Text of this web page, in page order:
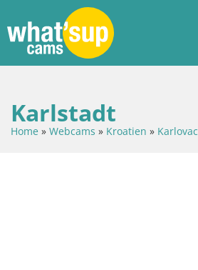
Karlstadt
Home » Webcams » Kroatien » Karlovac